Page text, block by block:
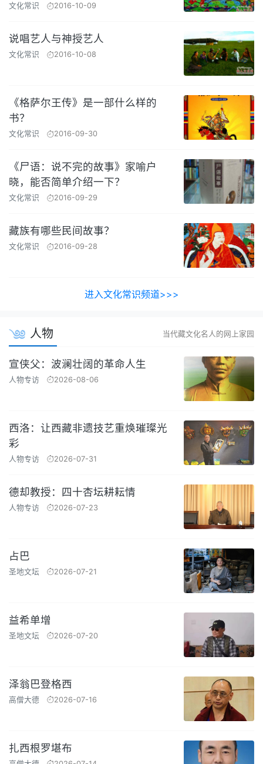
文化常识 2016-10-09
说唱艺人与神授艺人
文化常识 2016-10-08
《格萨尔王传》是一部什么样的
书？
文化常识 2016-09-30
《尸语：说不完的故事》家喻户
晓，能否简单介绍一下？
文化常识 2016-09-29
藏族有哪些民间故事？
文化常识 2016-09-28
进入文化常识频道>>>
人物 当代藏文化名人的网上家园
宣侠父：波澜壮阔的革命人生
人物专访 2026-08-06
西洛：让西藏非遗技艺重焕璀璨光
彩
人物专访 2026-07-31
德却教授：四十杏坛耕耘情
人物专访 2026-07-23
占巴
圣地文坛 2026-07-21
益希单增
圣地文坛 2026-07-20
泽翁巴登格西
高僧大德 2026-07-16
扎西根罗堪布